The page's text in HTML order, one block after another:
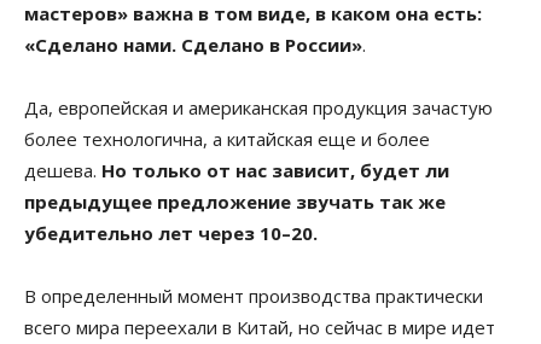
мастеров» важна в том виде, в каком она есть:
«Сделано нами. Сделано в России».
Да, европейская и американская продукция зачастую
более технологична, а китайская еще и более
дешева. Но только от нас зависит, будет ли
предыдущее предложение звучать так же
убедительно лет через 10–20.
В определенный момент производства практически
всего мира переехали в Китай, но сейчас в мире идет